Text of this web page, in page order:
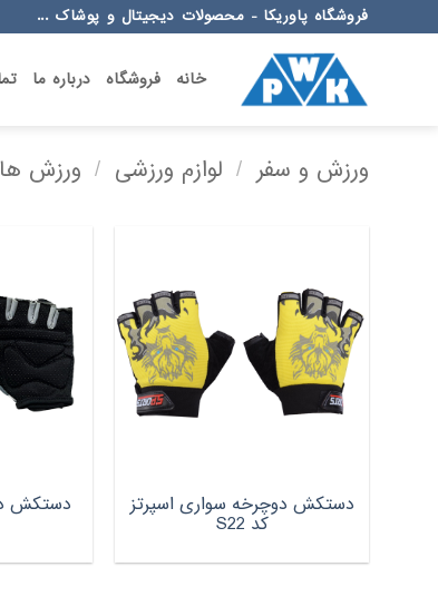
to
فروشگاه پاوریکا - محصولات دیجیتال و پوشاک ...
خانه فروشگاه درباره ما
ورزش و سفر / لوازم ورزشی / ورزش
دستکش دوچرخه سواری اسپرتز
کد S22
دستکش